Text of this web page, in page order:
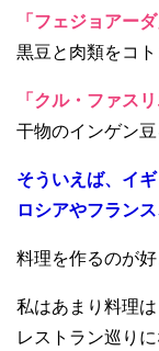
「フェジョアーダ
黒豆と肉類をコト
「クル・ファスリ
干物のインゲン豆
そういえば、イ
ロシアやフラン
料理を作るのが
私はあまり料理は
レストラン巡り